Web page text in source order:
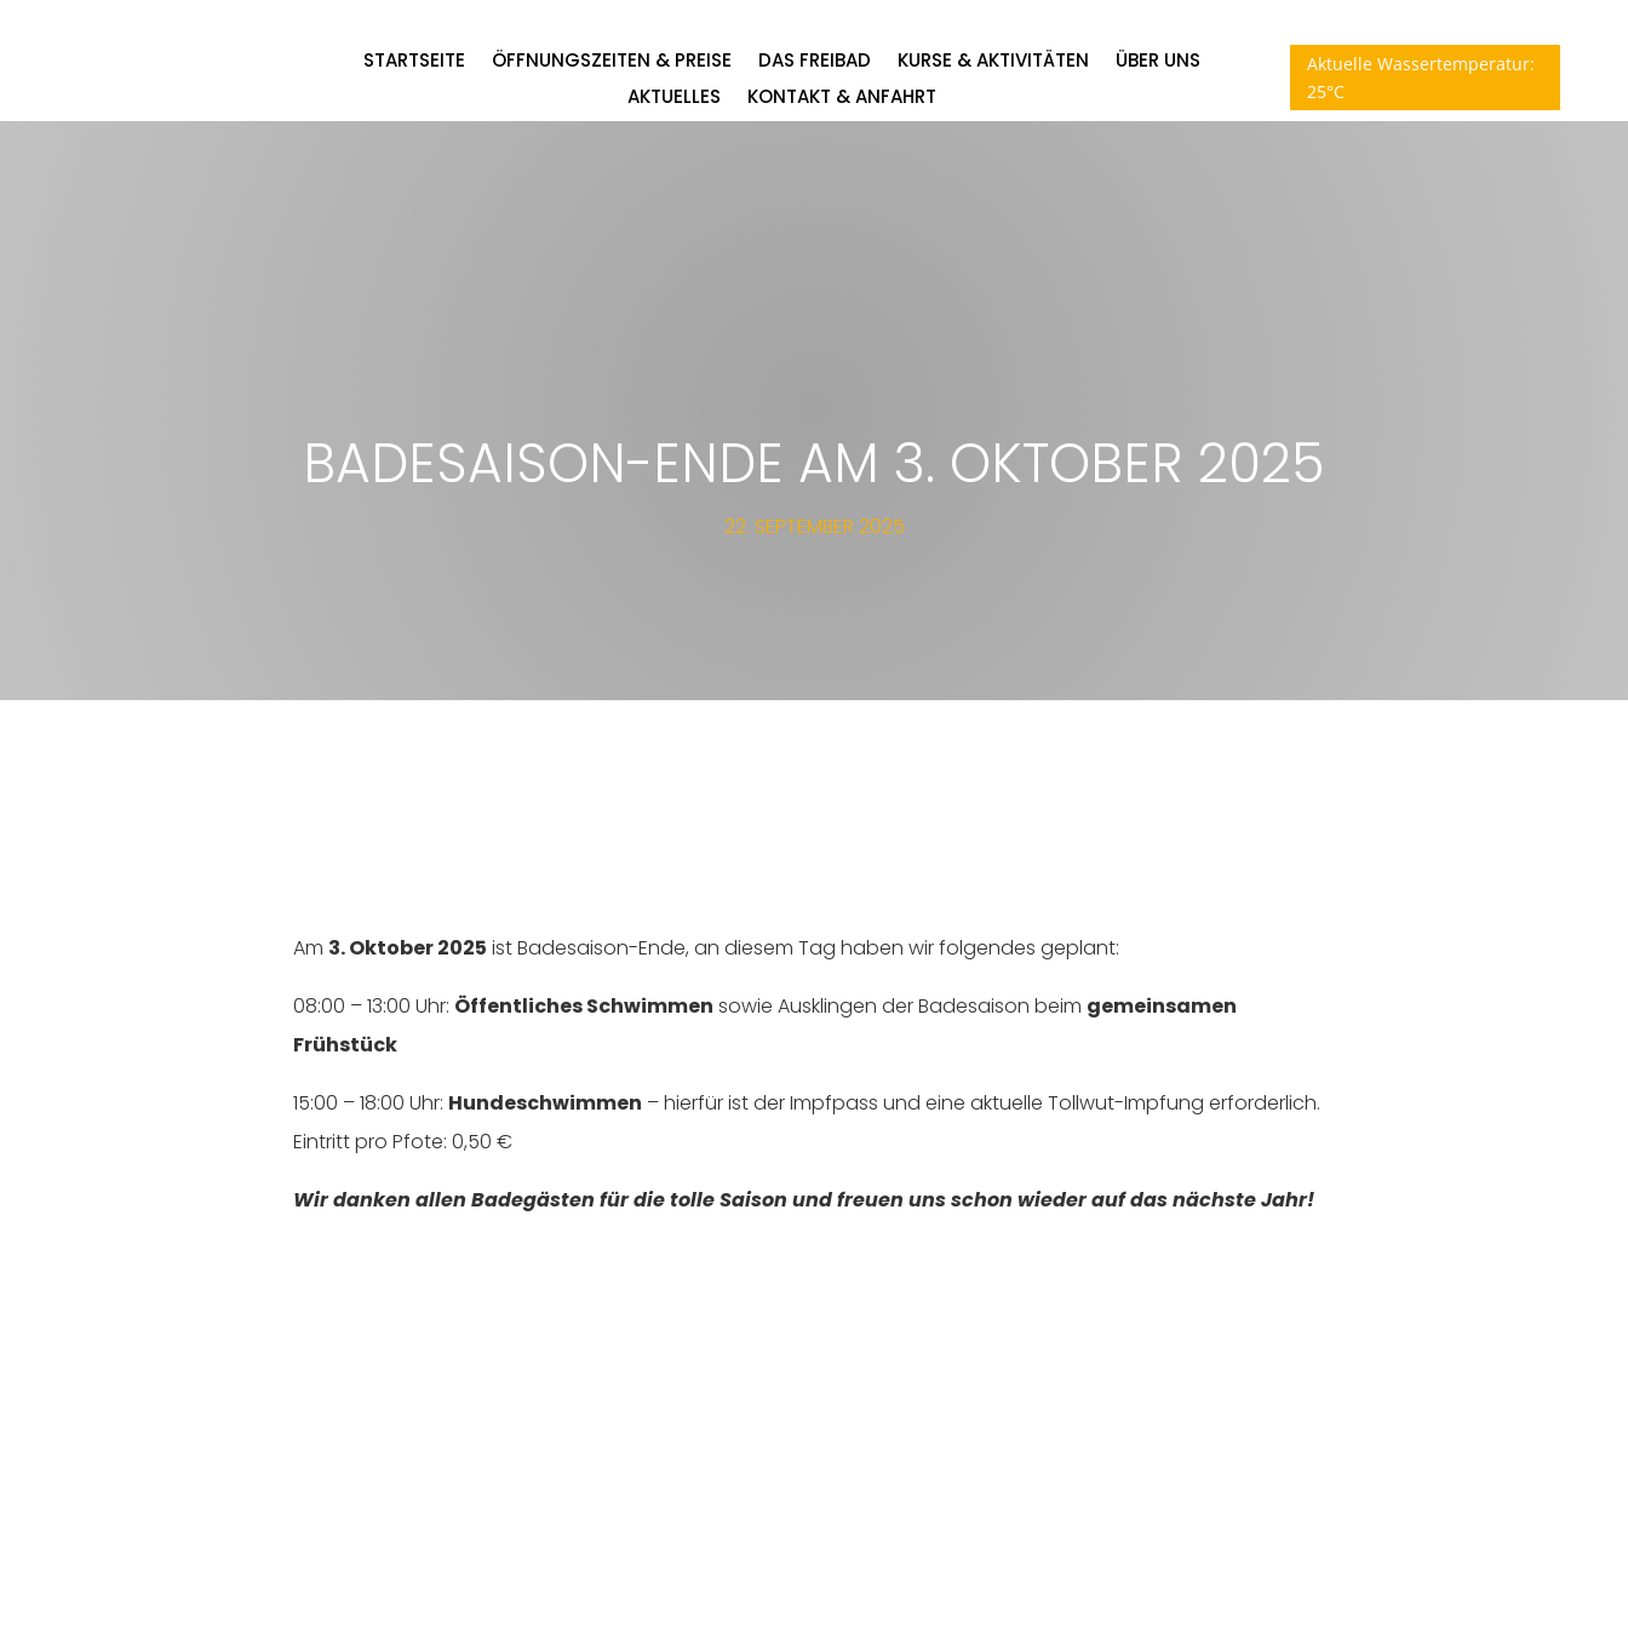
STARTSEITE ÖFFNUNGSZEITEN & PREISE DAS FREIBAD KURSE & AKTIVITÄTEN
ÜBER UNS
AKTUELLES
KONTAKT & ANFAHRT
Aktuelle Wassertemperatur:
25°C
BADESAISON-ENDE AM 3. OKTOBER 2025
22. SEPTEMBER 2025
Am 3. Oktober 2025 ist Badesaison-Ende, an diesem Tag haben wir folgendes geplant:
08:00 – 13:00 Uhr: Öffentliches Schwimmen sowie Ausklingen der Badesaison beim gemeinsamen
Frühstück
15:00 – 18:00 Uhr: Hundeschwimmen – hierfür ist der Impfpass und eine aktuelle Tollwut-Impfung erforderlich.
Eintritt pro Pfote: 0,50 €
Wir danken allen Badegästen für die tolle Saison und freuen uns schon wieder auf das nächste Jahr!